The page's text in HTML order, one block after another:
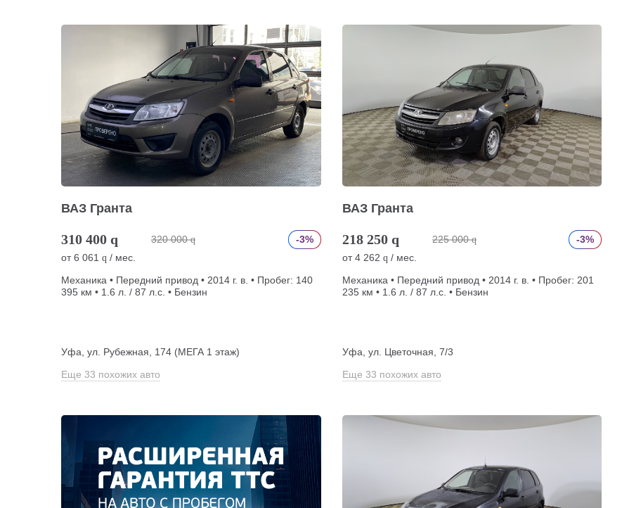
ВАЗ Гранта
310 400 q 320 000 q
-3%
от6 061 q / мес.
Механика • Передний привод • 2014 г. в. • Пробег: 140
395 км • 1.6 л. / 87 л.с. • Бензин
Уфа, ул. Рубежная, 174 (МЕГА 1 этаж)
Еще 33 похожих авто
ВАЗ Гранта
218 250 q 225 000 q
-3%
от4 262 q / мес.
Механика • Передний привод • 2014 г. в. • Пробег: 201
235 км • 1.6 л. / 87 л.с. • Бензин
Уфа, ул. Цветочная, 7/3
Еще 33 похожих авто